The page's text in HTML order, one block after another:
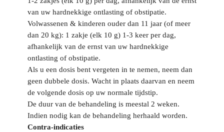
van uw hardnekkige ontlasting of obstipatie.
Volwassenen & kinderen ouder dan 11 jaar (of meer
dan 20 kg): 1 zakje (elk 10 g) 1-3 keer per dag,
afhankelijk van de ernst van uw hardnekkige
ontlasting of obstipatie.
Als u een dosis bent vergeten in te nemen, neem dan
geen dubbele dosis. Wacht in plaats daarvan en neem
de volgende dosis op uw normale tijdstip.
De duur van de behandeling is meestal 2 weken.
Indien nodig kan de behandeling herhaald worden.
Contra-indicaties